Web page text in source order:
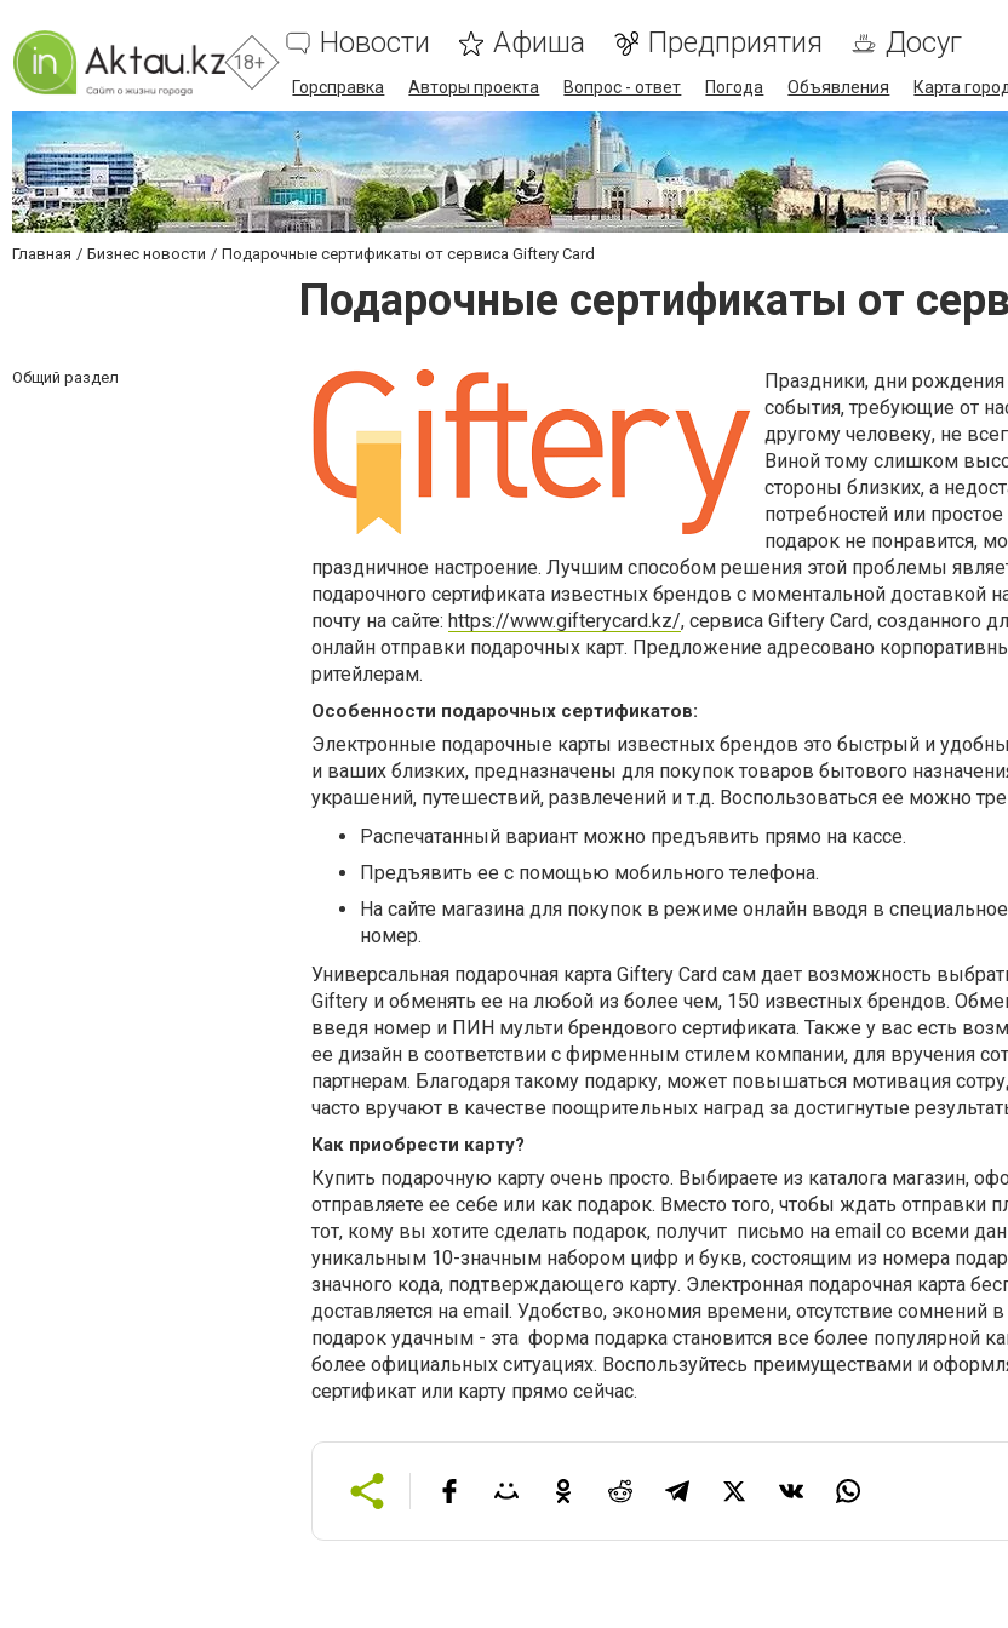
18+
Новости Афиша Предприятия Досуг
Горсправка Авторы проекта Вопрос - ответ Погода Объявления Карта
Главная Бизнес новости Подарочные сертификаты от сервиса Giftery Card
Подарочные сертификаты от
Общий раздел
Праздники, дни рождения
события, требующие от
другому человеку, не
Виной тому слишком
стороны близких, а
потребностей или простое
подарок не понравится,
праздничное настроение. Лучшим способом решения этой проблемы
подарочного сертификата известных брендов с моментальной доставкой
почту на сайте: https://www.gifterycard.kz/, сервиса Giftery Card, созданного
онлайн отправки подарочных карт. Предложение адресовано
ритейлерам.
Особенности подарочных сертификатов:
Электронные подарочные карты известных брендов это быстрый и
и ваших близких, предназначены для покупок товаров бытового
украшений, путешествий, развлечений и т.д. Воспользоваться ее можно
Распечатанный вариант можно предъявить прямо на кассе.
Предъявить ее с помощью мобильного телефона.
На сайте магазина для покупок в режиме онлайн вводя в
номер.
Универсальная подарочная карта Giftery Card сам дает возможность
Giftery и обменять ее на любой из более чем, 150 известных брендов.
введя номер и ПИН мульти брендового сертификата. Также у вас есть
ее дизайн в соответствии с фирменным стилем компании, для вручения
партнерам. Благодаря такому подарку, может повышаться мотивация
часто вручают в качестве поощрительных наград за достигнутые
Как приобрести карту?
Купить подарочную карту очень просто. Выбираете из каталога магазин,
отправляете ее себе или как подарок. Вместо того, чтобы ждать отправки
тот, кому вы хотите сделать подарок, получит письмо на email со всеми
уникальным 10-значным набором цифр и букв, состоящим из номера
значного кода, подтверждающего карту. Электронная подарочная карта
доставляется на email. Удобство, экономия времени, отсутствие сомнений
подарок удачным - эта форма подарка становится все более популярной
более официальных ситуациях. Воспользуйтесь преимуществами и
сертификат или карту прямо сейчас.